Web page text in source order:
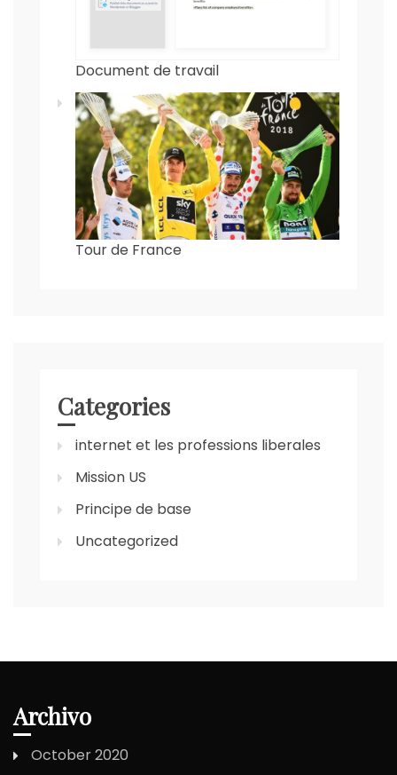
Document de travail
Tour de France
Categories
internet et les professions liberales
Mission US
Principe de base
Uncategorized
Archivo
October 2020